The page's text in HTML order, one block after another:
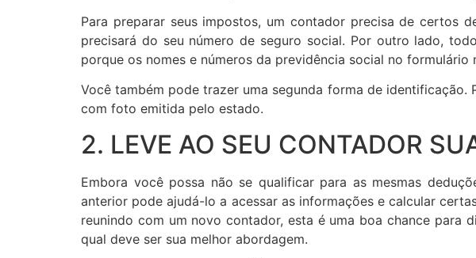
Para preparar seus impostos, um contador precisa de certos
precisará do seu número de seguro social. Por outro lado,
porque os nomes e números da previdência social no formulário
Você também pode trazer uma segunda forma de
com foto emitida pelo estado.
2. LEVE AO SEU CONTADOR
Embora você possa não se qualificar para as mesmas
anterior pode ajudá-lo a acessar as informações e calcular
reunindo com um novo contador, esta é uma boa chance para
qual deve ser sua melhor abordagem.